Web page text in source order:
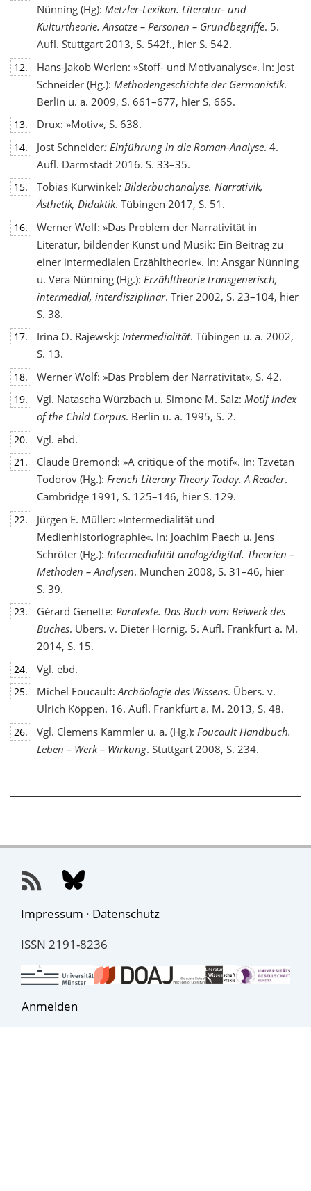
Nünning (Hg): Metzler-Lexikon. Literatur- und
Kulturtheorie. Ansätze – Personen – Grundbegriffe. 5.
Aufl. Stuttgart 2013, S. 542f., hier S. 542.
12.
Hans-Jakob Werlen: »Stoff- und Motivanalyse«. In: Jost
Schneider (Hg.): Methodengeschichte der Germanistik.
Berlin u. a. 2009, S. 661–677, hier S. 665.
13. Drux: »Motiv«, S. 638.
14. Jost Schneider: Einführung in die Roman-Analyse. 4.
Aufl. Darmstadt 2016. S. 33–35.
15. Tobias Kurwinkel: Bilderbuchanalyse. Narrativik,
Ästhetik, Didaktik. Tübingen 2017, S. 51.
16.
Werner Wolf: »Das Problem der Narrativität in
Literatur, bildender Kunst und Musik: Ein Beitrag zu
einer intermedialen Erzähltheorie«. In: Ansgar Nünning
u. Vera Nünning (Hg.): Erzähltheorie transgenerisch,
intermedial, interdisziplinär. Trier 2002, S. 23–104, hier
S. 38.
17. Irina O. Rajewskj: Intermedialität. Tübingen u. a. 2002,
S. 13.
18. Werner Wolf: »Das Problem der Narrativität«, S. 42.
19. Vgl. Natascha Würzbach u. Simone M. Salz: Motif Index
of the Child Corpus. Berlin u. a. 1995, S. 2.
20. Vgl. ebd.
21.
Claude Bremond: »A critique of the motif«. In: Tzvetan
Todorov (Hg.): French Literary Theory Today. A Reader.
Cambridge 1991, S. 125–146, hier S. 129.
22.
Jürgen E. Müller: »Intermedialität und
Medienhistoriographie«. In: Joachim Paech u. Jens
Schröter (Hg.): Intermedialität analog/digital. Theorien –
Methoden – Analysen. München 2008, S. 31–46, hier
S. 39.
23. Gérard Genette: Paratexte. Das Buch vom Beiwerk des
Buches. Übers. v. Dieter Hornig. 5. Aufl. Frankfurt a. M.
2014, S. 15.
24. Vgl. ebd.
25. Michel Foucault:Archäologie des Wissens. Übers. v.
Ulrich Köppen. 16. Aufl. Frankfurt a. M. 2013, S. 48.
26. Vgl. Clemens Kammler u. a. (Hg.): Foucault Handbuch.
Leben – Werk – Wirkung. Stuttgart 2008, S. 234.
Impressum · Datenschutz
ISSN 2191-8236
Anmelden